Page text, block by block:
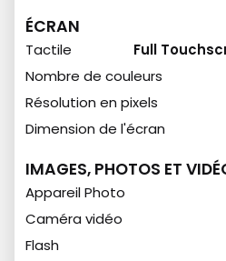
ÉCRAN
Tactile
Full
Nombre de couleurs
Résolution en pixels
Dimension de l'écran
IMAGES, PHOTOS ET
Appareil Photo
Caméra vidéo
Flash